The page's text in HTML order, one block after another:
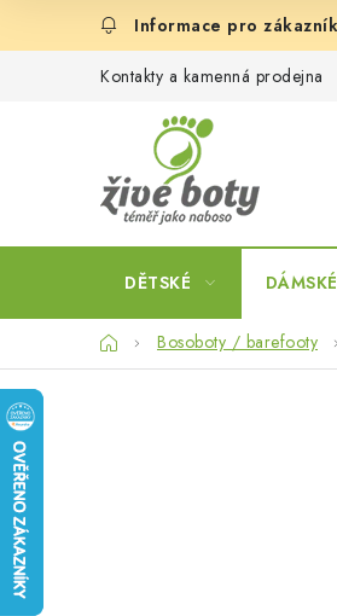
Kontakty a kamenná prodejna
DĚTSKÉ DÁMSKÉ
DomůBosoboty / barefooty